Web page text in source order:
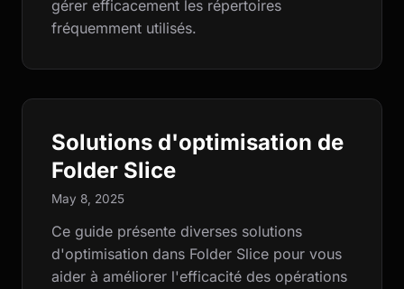
gérer efficacement les répertoires
fréquemment utilisés.
Solutions d'optimisation de
Folder Slice
May 8, 2025
Ce guide présente diverses solutions
d'optimisation dans Folder Slice pour vous
aider à améliorer l'efficacité des opérations